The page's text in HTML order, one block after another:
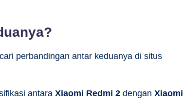
perbandingan antar keduanya di situs
antara Xiaomi Redmi 2 dengan Xiaomi